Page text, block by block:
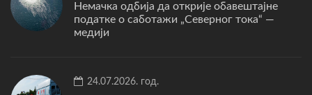
Немачка одбија да открије обавештајне
податке о саботажи „Северног тока“ —
медији
24.07.2026. год.